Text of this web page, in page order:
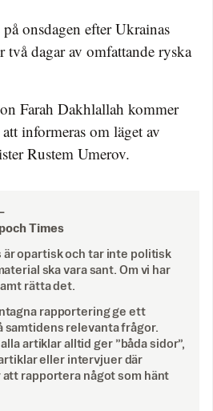
onsdagen efter Ukrainas
två dagar av omfattande ryska
Farah Dakhlallah kommer
informeras om läget av
Rustem Umerov.
Times
är opartisk och tar inte politisk
ska vara sant. Om vi har
rätta det.
rapportering ge ett
samtidens relevanta frågor.
artiklar alltid ger ”båda sidor”,
eller intervjuer där
rapportera något som hänt